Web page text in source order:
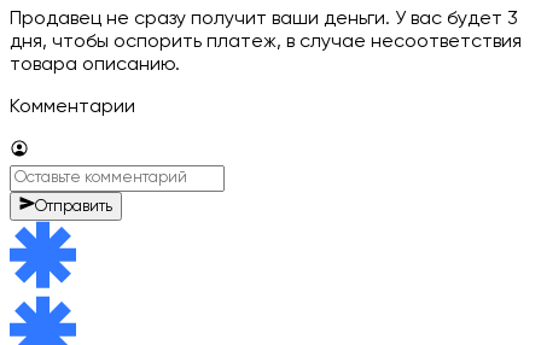
Продавец не сразу получит ваши деньги. У вас будет 3
дня, чтобы оспорить платеж, в случае несоответствия
товара описанию.
Комментарии
Отправить